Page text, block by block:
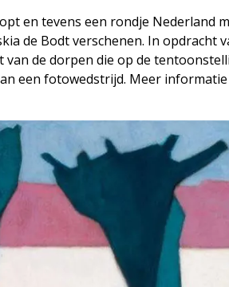
en tevens een rondje Nederland
de Bodt verschenen. In opdracht
van de dorpen die op de
een fotowedstrijd. Meer